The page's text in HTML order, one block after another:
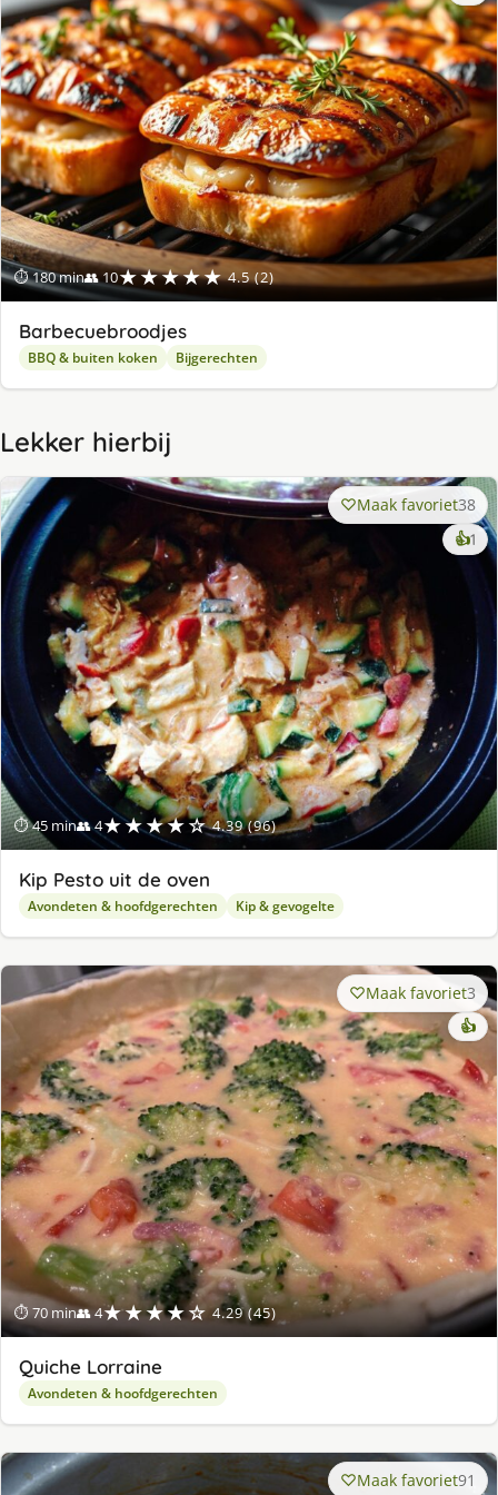
⏱ 180 min👥 10★★★★★ 4.5 (2)
Barbecuebroodjes
BBQ & buiten koken Bijgerechten
Lekker hierbij
⏱ 45 min👥 4★★★★☆ 4.39 (96)
Maak favoriet38
👍1
Kip Pesto uit de oven
Avondeten & hoofdgerechten Kip & gevogelte
⏱ 70 min👥 4★★★★☆ 4.29 (45)
Maak favoriet3
👍
Quiche Lorraine
Avondeten & hoofdgerechten
Maak favoriet91